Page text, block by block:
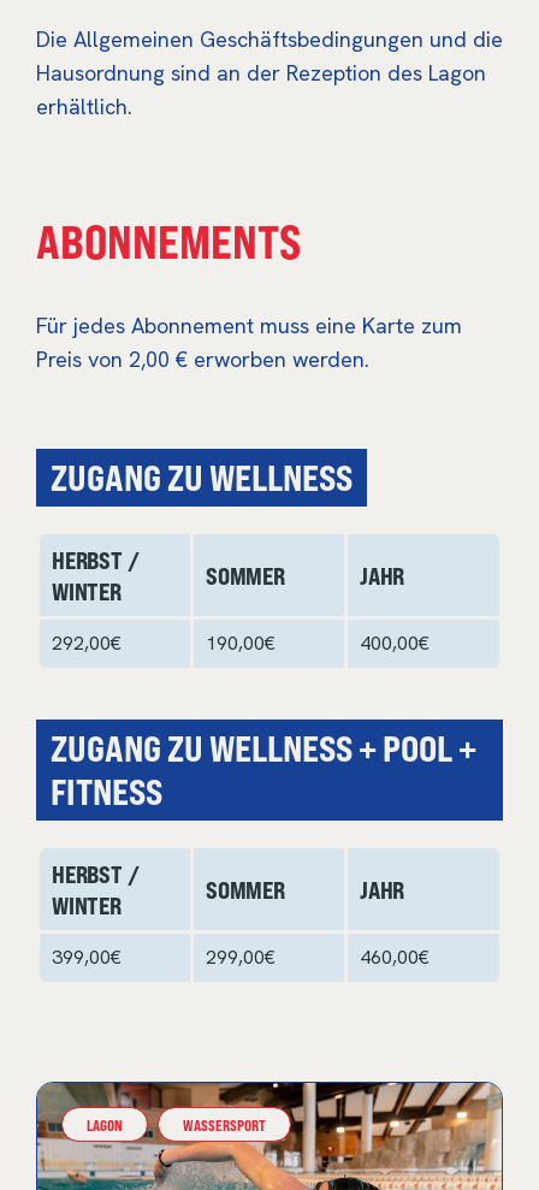
Die Allgemeinen Geschäftsbedingungen und die
Hausordnung sind an der Rezeption des Lagon
erhältlich.
ABONNEMENTS
Für jedes Abonnement muss eine Karte zum
Preis von 2,00 € erworben werden.
ZUGANG ZU WELLNESS
HERBST /
WINTER
SOMMER JAHR
292,00€ 190,00€ 400,00€
ZUGANG ZU WELLNESS + POOL +
FITNESS
HERBST /
WINTER
SOMMER JAHR
399,00€ 299,00€ 460,00€
LAGON WASSERSPORT